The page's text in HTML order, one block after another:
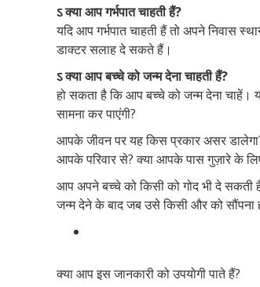
ऽ क्या आप गर्भपात चाहती हैं?
यदि आप गर्भपात चाहती हैं तो अपने निवास
डाक्टर सलाह दे सकते हैं।
ऽ क्या आप बच्चे को जन्म देना चाहती हैं?
हो सकता है कि आप बच्चे को जन्म देना चाहें।
सामना कर पाएंगी?
आपके जीवन पर यह किस प्रकार असर डालेगा?
आपके परिवार से? क्या आपके पास गुज़ारे के लिए
आप अपने बच्चे को किसी को गोद भी दे
जन्म देने के बाद जब उसे किसी और को सौंपना
क्या आप इस जानकारी को उपयोगी पाते हैं?